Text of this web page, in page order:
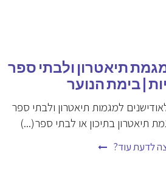
תיאטרון ולבתי ספר
| בימת הנוער
למגמות תיאטרון ולבתי ספר
תיאטרון בתיכון או לבתי ספר(...)
לדעת עוד?